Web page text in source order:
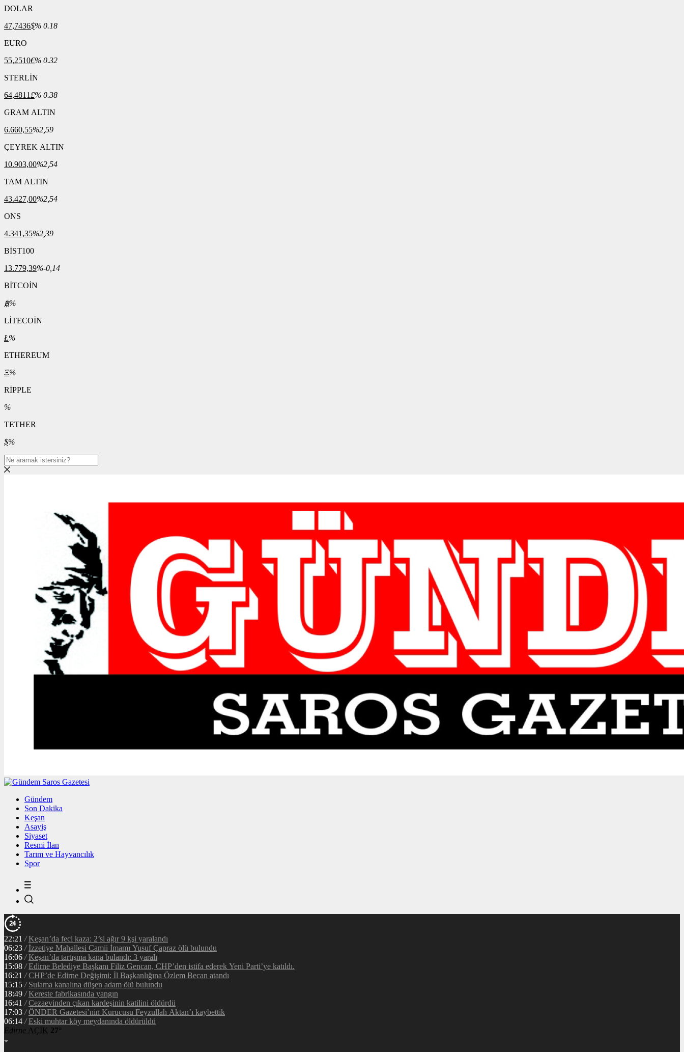
deneme
evden
nakliyat
veren
siteleri
bahis
siteleri
popüler
siteleri
taşıma
eşya
evden
nakliyat
DOLAR
47,7436$% 0.18
EURO
55,2510€% 0.32
STERLİN
64,4811£% 0.38
GRAM ALTIN
6.660,55%2,59
ÇEYREK ALTIN
10.903,00%2,54
TAM ALTIN
43.427,00%2,54
ONS
4.341,35%2,39
BİST100
13.779,39%-0,14
BİTCOİN
฿%
LİTECOİN
Ł%
ETHEREUM
Ξ%
RİPPLE
%
TETHER
$%
Gündem
Son Dakika
Keşan
Asayiş
Siyaset
Resmi İlan
Tarım ve Hayvancılık
Spor
22:21 / Keşan’da feci kaza: 2’si ağır 9 kşi yaralandı
06:23 / İzzetiye Mahallesi Camii İmamı Yusuf Çapraz ölü bulundu
16:06 / Keşan’da tartışma kana bulandı: 3 yaralı
15:08 / Edirne Belediye Başkanı Filiz Gencan, CHP’den istifa ederek Yeni Parti’ye katıldı.
16:21 / CHP’de Edirne Değişimi: İl Başkanlığına Özlem Becan atandı
15:15 / Sulama kanalına düşen adam ölü bulundu
18:49 / Kereste fabrikasında yangın
16:41 / Cezaevinden çıkan kardeşinin katilini öldürdü
17:03 / ÖNDER Gazetesi’nin Kurucusu Feyzullah Aktan’ı kaybettik
06:14 / Eski muhtar köy meydanında öldürüldü
Edirne AÇIK 27°